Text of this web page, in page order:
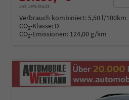
incl. 19% MwSt.
Verbrauch kombiniert:5,50 l/100km
CO2-Klasse: D
CO2-Emissionen: 124,00 g/km